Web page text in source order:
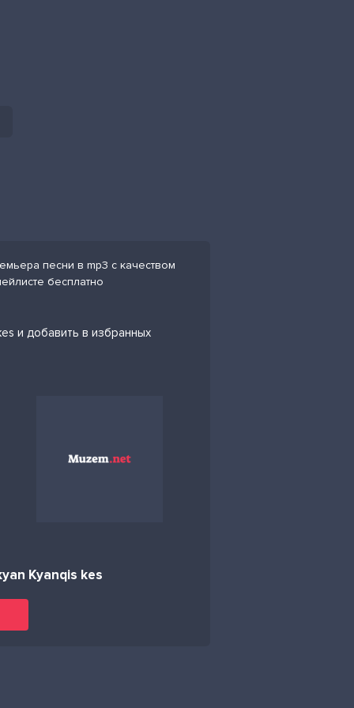
песни в mp3 с качеством
бесплатно
и добавить в избранных
Kyanqis kes